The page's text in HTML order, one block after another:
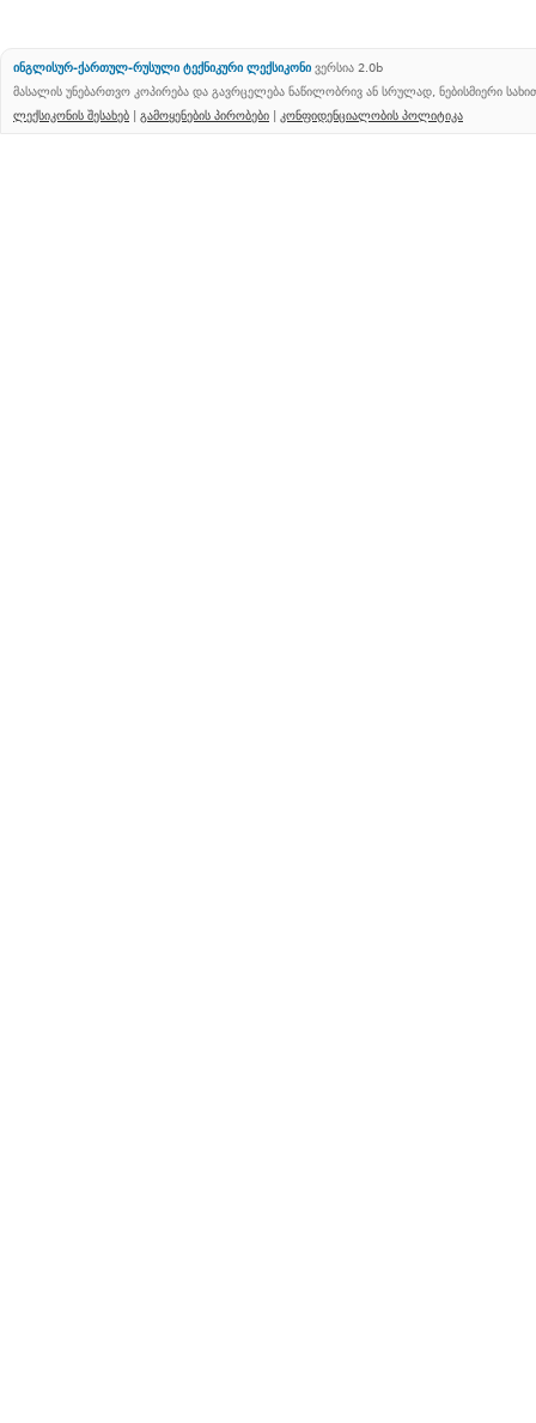
ინგლისურ-ქართულ-რუსული ტექნიკური ლექსიკონი ვერსია 2.0b
მასალის უნებართვო კოპირება და გავრცელება ნაწილობრივ ან სრულად, ნებისმიერი
ლექსიკონის შესახებ | გამოყენების პირობები | კონფიდენციალობის პოლიტიკა